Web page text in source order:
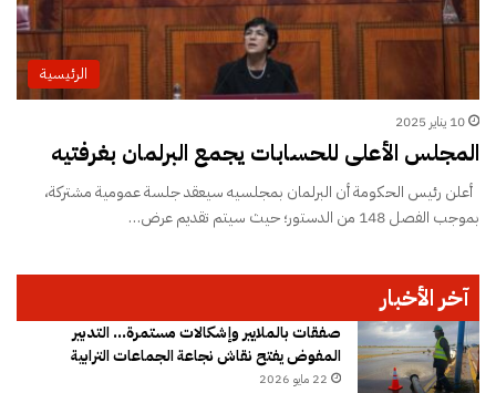
الرئيسية
10 يناير 2025
المجلس الأعلى للحسابات يجمع البرلمان بغرفتيه
أعلن رئيس الحكومة أن البرلمان بمجلسيه سيعقد جلسة عمومية مشتركة،
بموجب الفصل 148 من الدستور؛ حيث سيتم تقديم عرض…
آخر الأخبار
صفقات بالملايير وإشكالات مستمرة… التدبير
المفوض يفتح نقاش نجاعة الجماعات الترابية
22 مايو 2026